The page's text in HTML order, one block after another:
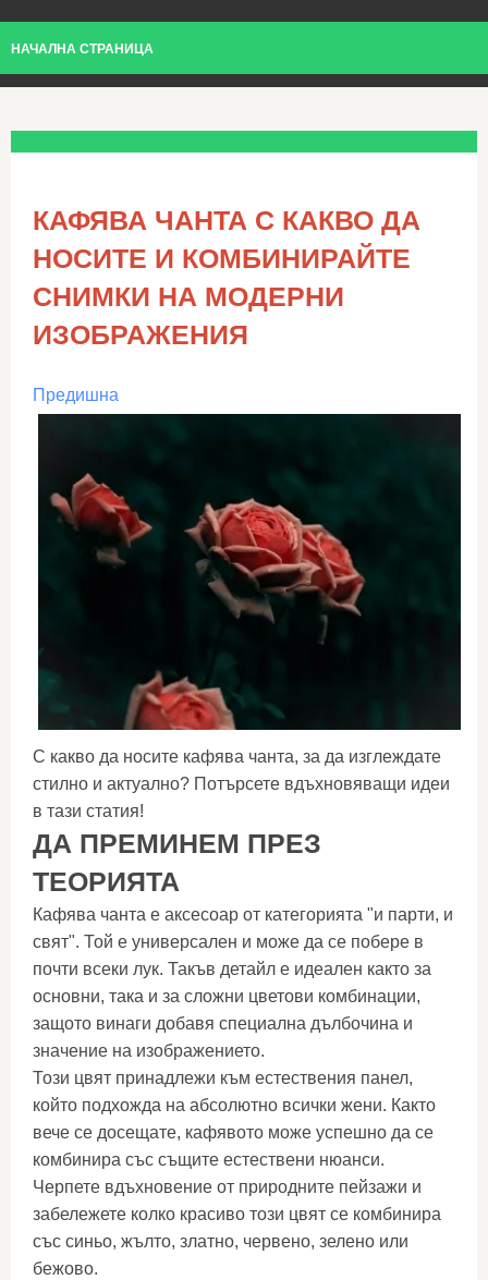
НАЧАЛНА СТРАНИЦА
КАФЯВА ЧАНТА С КАКВО ДА
НОСИТЕ И КОМБИНИРАЙТЕ
СНИМКИ НА МОДЕРНИ
ИЗОБРАЖЕНИЯ
Предишна
С какво да носите кафява чанта, за да изглеждате
стилно и актуално? Потърсете вдъхновяващи идеи
в тази статия!
ДА ПРЕМИНЕМ ПРЕЗ
ТЕОРИЯТА
Кафява чанта е аксесоар от категорията "и парти, и
свят". Той е универсален и може да се побере в
почти всеки лук. Такъв детайл е идеален както за
основни, така и за сложни цветови комбинации,
защото винаги добавя специална дълбочина и
значение на изображението.
Този цвят принадлежи към естествения панел,
който подхожда на абсолютно всички жени. Както
вече се досещате, кафявото може успешно да се
комбинира със същите естествени нюанси.
Черпете вдъхновение от природните пейзажи и
забележете колко красиво този цвят се комбинира
със синьо, жълто, златно, червено, зелено или
бежово.